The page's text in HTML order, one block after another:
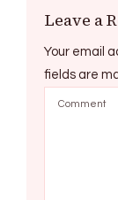
Leave a
Your email
fields are